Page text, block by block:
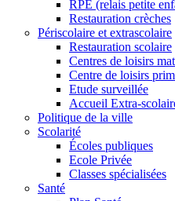
RPE (relais petite
Restauration crèches
Périscolaire et extrascolaire
Restauration scolaire
Centres de loisirs
Centre de loisirs
Etude surveillée
Accueil Extra-
Politique de la ville
Scolarité
Écoles publiques
Ecole Privée
Classes spécialisées
Santé